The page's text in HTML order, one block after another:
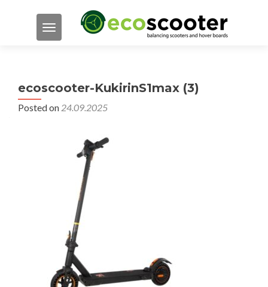
TOGGLE NAVIGATION
ecoscooter-KukirinS1max (3)
Posted on 24.09.2025